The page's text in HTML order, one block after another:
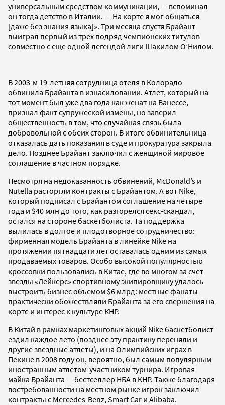
универсальным средством коммуникации, — вспоминал
он тогда детство в Италии. — На корте я мог общаться
[даже без знания языка]». Три месяца спустя Брайант
выиграл первый из трех подряд чемпионских титулов
совместно с еще одной легендой лиги Шакилом О’Нилом.
В 2003-м 19-летняя сотрудница отеля в Колорадо
обвинила Брайанта в изнасиловании. Атлет, который на
тот момент был уже два года как женат на Ванессе,
признал факт супружеской измены, но заверил
общественность в том, что случайная связь была
добровольной с обеих сторон. В итоге обвинительница
отказалась дать показания в суде и прокуратура закрыла
дело. Позднее Брайант заключил с женщиной мировое
соглашение в частном порядке.
Несмотря на недоказанность обвинений, McDonald’s и
Nutella расторгли контракты с Брайантом. А вот Nike,
который подписал с Брайантом соглашение на четыре
года и $40 млн до того, как разгорелся секс-скандал,
остался на стороне баскетболиста. Та поддержка
вылилась в долгое и плодотворное сотрудничество:
фирменная модель Брайанта в линейке Nike на
протяжении пятнадцати лет оставалась одним из самых
продаваемых товаров. Особо высокой популярностью
кроссовки пользовались в Китае, где во многом за счет
звезды «Лейкерс» спортивному экипировщику удалось
выстроить бизнес объемом $6 млрд: местные фанаты
практически обожествляли Брайанта за его свершения на
корте и интерес к культуре КНР.
В Китай в рамках маркетинговых акций Nike баскетболист
ездил каждое лето (позднее эту практику переняли и
другие звездные атлеты), и на Олимпийских играх в
Пекине в 2008 году он, вероятно, был самым популярным
иностранным атлетом-участником турнира. Игровая
майка Брайанта — бестселлер НБА в КНР. Также благодаря
востребованности на местном рынке игрок заключил
контракты с Mercedes-Benz, Smart Car и Alibaba.